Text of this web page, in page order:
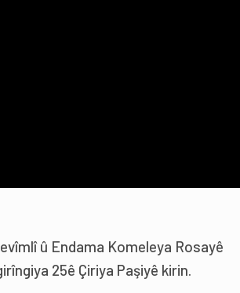
û Endama Komeleya Rosayê
25ê Çiriya Paşiyê kirin.